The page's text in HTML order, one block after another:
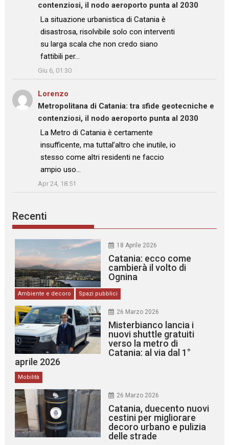
contenziosi, il nodo aeroporto punta al 2030
: “La situazione urbanistica di Catania è
disastrosa, risolvibile solo con interventi
su larga scala che non credo siano
fattibili per…
Giu 6, 01:30
Lorenzo
Metropolitana di Catania: tra sfide geotecniche e
contenziosi, il nodo aeroporto punta al 2030
: “La Metro di Catania è certamente
insufficente, ma tuttal’altro che inutile, io
stesso come altri residenti ne faccio
ampio uso…
”
Apr 24, 18:51
Recenti
18 Aprile 2026
Catania: ecco come
cambierà il volto di
Ognina
Ambiente e decoro Spazi pubblici
26 Marzo 2026
Misterbianco lancia i
nuovi shuttle gratuiti
verso la metro di
Catania: al via dal 1°
aprile 2026
Mobilità
26 Marzo 2026
Catania, duecento nuovi
cestini per migliorare
decoro urbano e pulizia
delle strade